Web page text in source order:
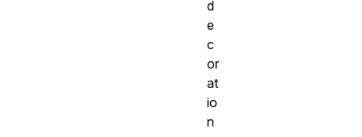
d
e
c
or
at
io
n